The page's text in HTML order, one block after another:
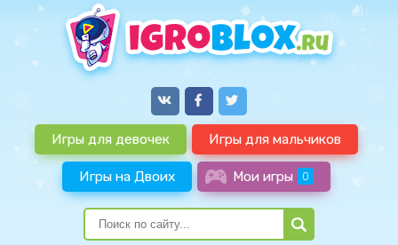
Игры для девочек Игры для мальчиков
Игры на Двоих Мои игры 0